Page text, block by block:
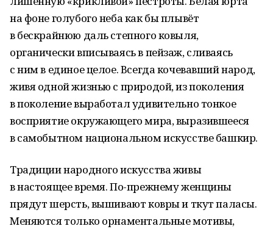
на фоне голубого неба как бы плывёт
в бескрайнюю даль степного ковыля,
органически вписываясь в пейзаж, сливаясь
с ним в единое целое. Всегда кочевавший народ,
живя одной жизнью с природой, из поколения
в поколение выработал удивительно тонкое
восприятие окружающего мира, выразившееся
в самобытном национальном искусстве башкир.
Традиции народного искусства живы
в настоящее время. По-прежнему женщины
прядут шерсть, вышивают ковры и ткут паласы.
Меняются только орнаментальные мотивы,